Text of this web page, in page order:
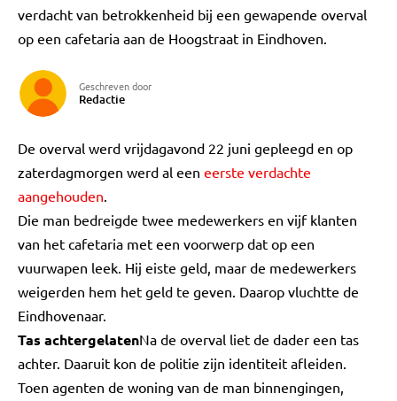
verdacht van betrokkenheid bij een gewapende overval
op een cafetaria aan de Hoogstraat in Eindhoven.
Geschreven door
Redactie
De overval werd vrijdagavond 22 juni gepleegd en op
zaterdagmorgen werd al een eerste verdachte
aangehouden.
Die man bedreigde twee medewerkers en vijf klanten
van het cafetaria met een voorwerp dat op een
vuurwapen leek. Hij eiste geld, maar de medewerkers
weigerden hem het geld te geven. Daarop vluchtte de
Eindhovenaar.
Tas achtergelatenNa de overval liet de dader een tas
achter. Daaruit kon de politie zijn identiteit afleiden.
Toen agenten de woning van de man binnengingen,